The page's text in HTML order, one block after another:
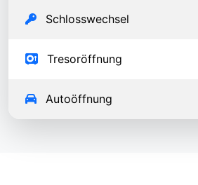
Schlosswechsel
Tresoröffnung
Autoöffnung